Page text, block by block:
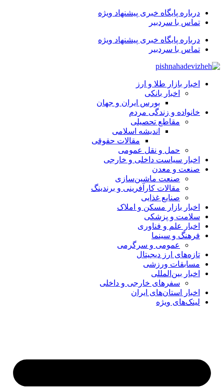
درباره پایگاه خبری پیشنهاد ویژه
تماس با سردبیر
درباره پایگاه خبری پیشنهاد ویژه
تماس با سردبیر
اخبار بازار طلا و ارز
اخبار بانکی
بورس ایران و جهان
خانواده و زندگی مردم
مقاطع تحصیلی
اندیشه اسلامی
مقالات حقوقی
حمل و نقل عمومی
اخبار سیاست داخلی و خارجی
صنعت و معدن
صنعت ماشین‌سازی
مقالات کارآفرینی و برندینگ
صنایع غذایی
اخبار بازار مسکن و املاک
سلامت و پزشکی
اخبار علم و فناوری
فرهنگ و سینما
عمومی و سرگرمی
تازه‌های ارز دیجیتال
مسابقات ورزشی
اخبار بین‌المللی
سفرهای خارجی و داخلی
اخبار استان‌های ایران
لینک‌های ویژه